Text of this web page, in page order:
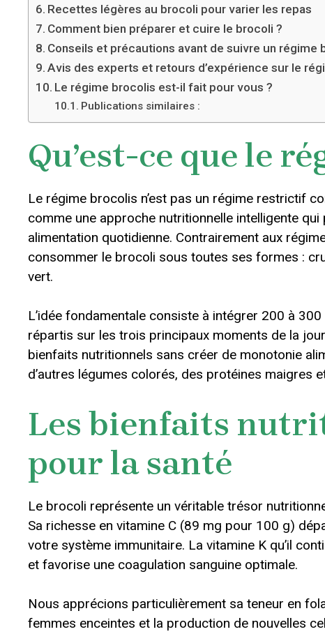
Recettes légères au brocoli pour varier les repas
Comment bien préparer et cuire le brocoli ?
Conseils et précautions avant de suivre un régime
Avis des experts et retours d’expérience sur le
Le régime brocolis est-il fait pour vous ?
Publications similaires :
Qu’est-ce que le
Le régime brocolis n’est pas un régime restrictif
comme une approche nutritionnelle intelligente
alimentation quotidienne. Contrairement aux
consommer le brocoli sous toutes ses formes :
vert.
L’idée fondamentale consiste à intégrer 200 à
répartis sur les trois principaux moments de la
bienfaits nutritionnels sans créer de monotonie
d’autres légumes colorés, des protéines maigres
Les bienfaits
pour la santé
Le brocoli représente un véritable trésor
Sa richesse en vitamine C (89 mg pour 100 g)
votre système immunitaire. La vitamine K qu’il
et favorise une coagulation sanguine optimale.
Nous apprécions particulièrement sa teneur en
femmes enceintes et la production de nouvelles